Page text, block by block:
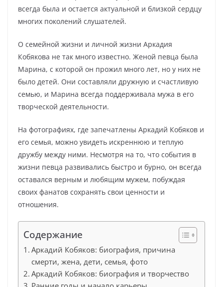
всегда была и остается актуальной и близкой сердцу
многих поколений слушателей.
О семейной жизни и личной жизни Аркадия
Кобякова не так много известно. Женой певца была
Марина, с которой он прожил много лет, но у них не
было детей. Они составляли дружную и счастливую
семью, и Марина всегда поддерживала мужа в его
творческой деятельности.
На фотографиях, где запечатлены Аркадий Кобяков и
его семья, можно увидеть искреннюю и теплую
дружбу между ними. Несмотря на то, что события в
жизни певца развивались быстро и бурно, он всегда
оставался верным и любящим мужем, побуждая
своих фанатов сохранять свои ценности и
отношения.
Содержание
Аркадий Кобяков: биография, причина
смерти, жена, дети, семья, фото
Аркадий Кобяков: биография и творчество